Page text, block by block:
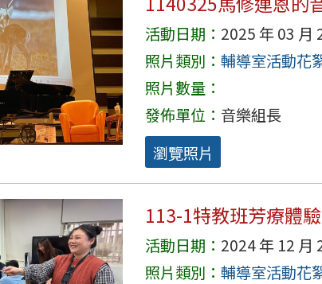
活動日期： 2025 年 03 月
照片類別： 輔導室活動花
照片數量：
發佈單位： 音樂組長
瀏覽照片
113-1特教班芳療體
活動日期： 2024 年 12 月
照片類別： 輔導室活動花